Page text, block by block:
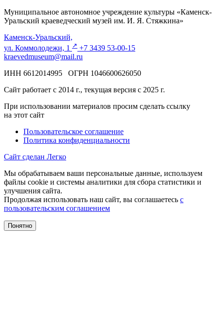
Муниципальное автономное учреждение культуры «Каменск-
Уральский краеведческий музей им. И. Я. Стяжкина»
Каменск-Уральский,
ул. Коммолодежи, 1 ↗️ +7 3439 53-00-15
kraevedmuseum@mail.ru
ИНН 6612014995 ОГРН 1046600626050
Сайт работает с 2014 г., текущая версия с 2025 г.
При использовании материалов просим сделать ссылку
на этот сайт
Пользовательское соглашение
Политика конфиденциальности
Сайт сделан Легко
Мы обрабатываем ваши персональные данные, используем
файлы cookie и системы аналитики для сбора статистики и
улучшения сайта.
Продолжая использовать наш сайт, вы соглашаетесь с
пользовательским соглашением
Понятно